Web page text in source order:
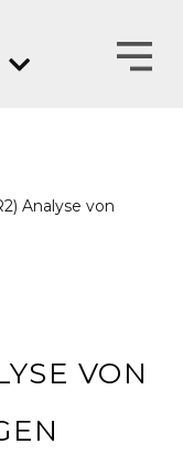
Analyse von
VON